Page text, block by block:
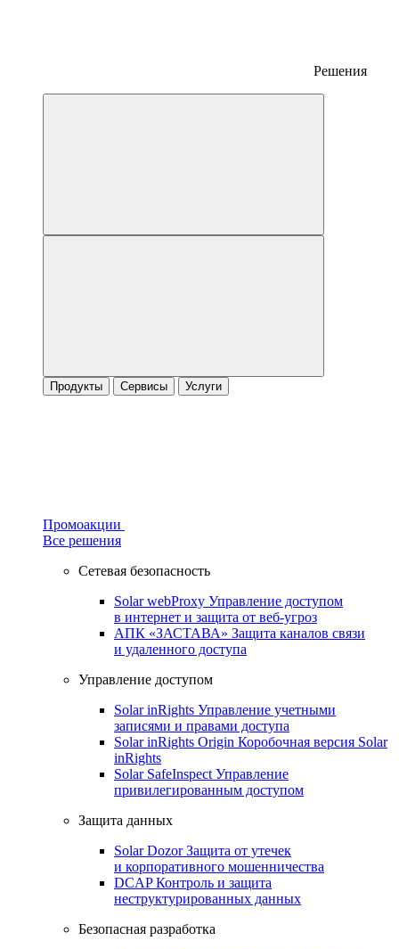
Решения
Продукты Сервисы Услуги
Промоакции
Все решения
Сетевая безопасность
Solar webProxy Управление доступом
в интернет и защита от веб-угроз
АПК «ЗАСТАВА» Защита каналов связи
и удаленного доступа
Управление доступом
Solar inRights Управление учетными
записями и правами доступа
Solar inRights Origin Коробочная версия Solar
inRights
Solar SafeInspect Управление
привилегированным доступом
Защита данных
Solar DozorЗащита от утечек
и корпоративного мошенничества
DCAPКонтроль и защита
неструктурированных данных
Безопасная разработка